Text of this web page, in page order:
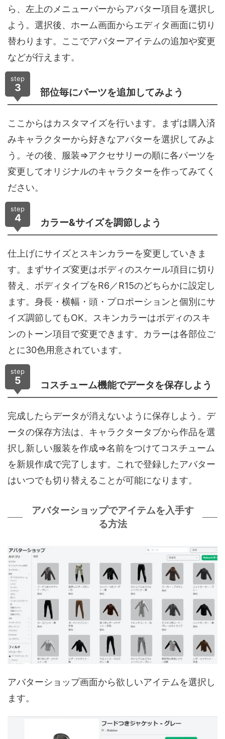
ら、左上のメニューバーからアバター項目を選択し
よう。選択後、ホーム画面からエディタ画面に切り
替わります。ここでアバターアイテムの追加や変更
などが行えます。
step
3 部位毎にパーツを追加してみよう
ここからはカスタマイズを行います。まずは購入済
みキャラクターから好きなアバターを選択してみよ
う。その後、服装⇒アクセサリーの順に各パーツを
変更してオリジナルのキャラクターを作ってみてく
ださい。
step
4 カラー&サイズを調節しよう
仕上げにサイズとスキンカラーを変更していきま
す。まずサイズ変更はボディのスケール項目に切り
替え、ボディタイプをR6／R15のどちらかに設定し
ます。身長・横幅・頭・プロポーションと個別にサ
イズ調節してもOK。スキンカラーはボディのスキ
ンのトーン項目で変更できます。カラーは各部位ご
とに30色用意されています。
step
5 コスチューム機能でデータを保存しよう
完成したらデータが消えないように保存しよう。デ
ータの保存方法は、キャラクタータブから作品を選
択し新しい服装を作成⇒名前をつけてコスチューム
を新規作成で完了します。これで登録したアバター
はいつでも切り替えることが可能になります。
アバターショップでアイテムを入手す
る方法
アバターショップ画面から欲しいアイテムを選択し
ます。